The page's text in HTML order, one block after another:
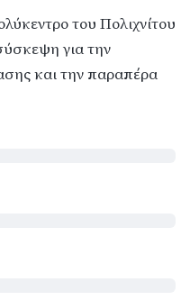
του Πολιχνίτου
για την
και την παραπέρα